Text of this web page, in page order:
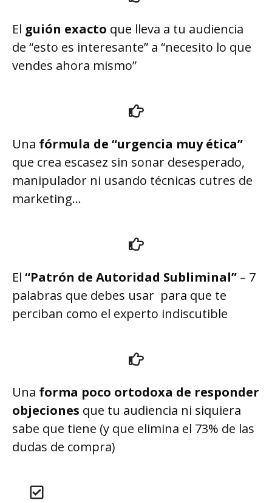
El guión exacto que lleva a tu audiencia
de “esto es interesante” a “necesito lo que
vendes ahora mismo”
Una fórmula de “urgencia muy ética”
que crea escasez sin sonar desesperado,
manipulador ni usando técnicas cutres de
marketing…
El “Patrón de Autoridad Subliminal” – 7
palabras que debes usar para que te
perciban como el experto indiscutible
Una forma poco ortodoxa de responder
objeciones que tu audiencia ni siquiera
sabe que tiene (y que elimina el 73% de las
dudas de compra)